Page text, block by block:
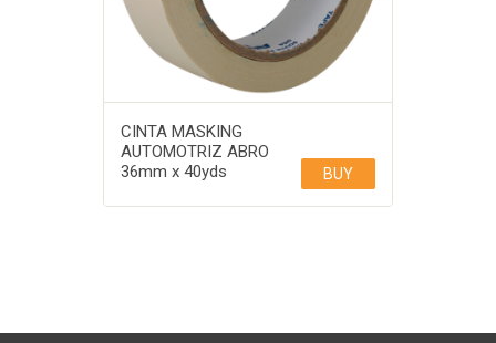
CINTA MASKING
AUTOMOTRIZ ABRO
36mm x 40yds
BUY